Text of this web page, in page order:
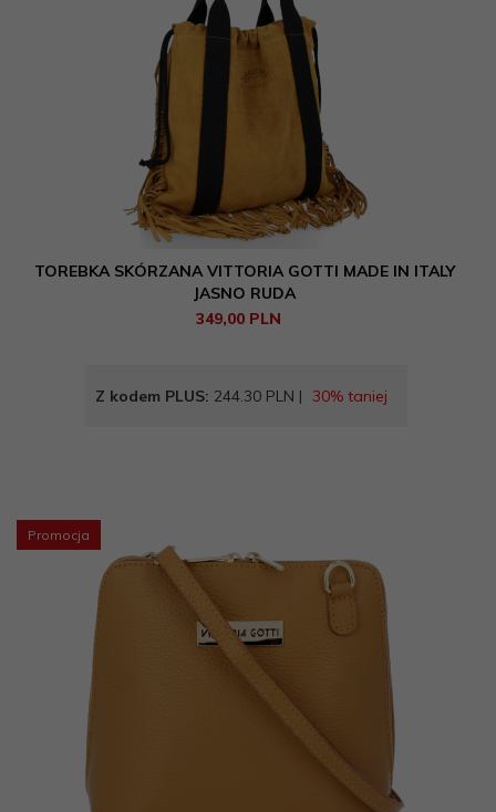
TOREBKA SKÓRZANA VITTORIA GOTTI MADE IN ITALY
JASNO RUDA
349,00 PLN
Z kodem PLUS: 244.30 PLN | 30% taniej
Promocja